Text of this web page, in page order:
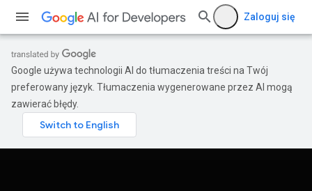
Zaloguj się
Google używa technologii AI do tłumaczenia treści na Twój
preferowany język. Tłumaczenia wygenerowane przez AI mogą
zawierać błędy.